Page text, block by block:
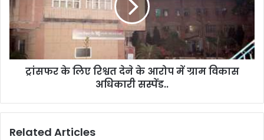
ट्रांसफर के लिए रिश्वत देने के आरोप में ग्राम विकास
अधिकारी सस्पेंड..
Related Articles